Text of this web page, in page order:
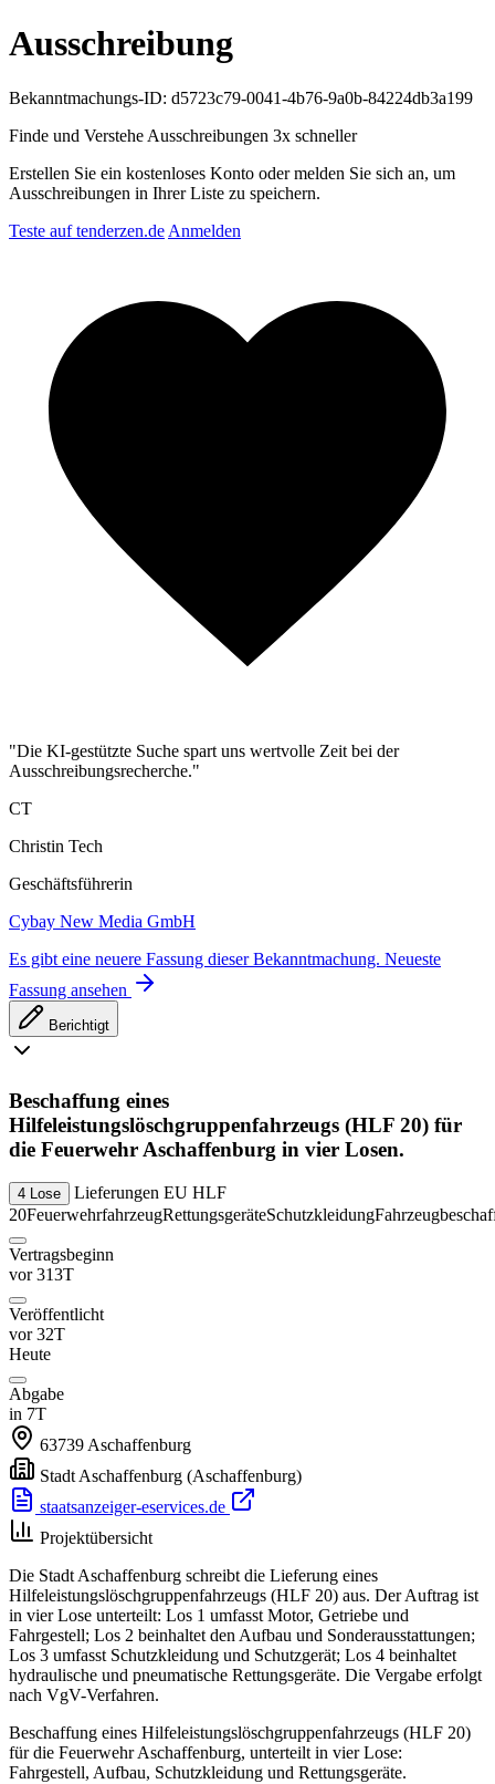
Ausschreibung
Bekanntmachungs-ID: d5723c79-0041-4b76-9a0b-84224db3a199
Finde und Verstehe Ausschreibungen 3x schneller
Erstellen Sie ein kostenloses Konto oder melden Sie sich an, um
Ausschreibungen in Ihrer Liste zu speichern.
Teste auf tenderzen.de Anmelden
"Die KI-gestützte Suche spart uns wertvolle Zeit bei der
Ausschreibungsrecherche."
CT
Christin Tech
Geschäftsführerin
Cybay New Media GmbH
Es gibt eine neuere Fassung dieser Bekanntmachung. Neueste
Fassung ansehen
Berichtigt
Beschaffung eines
Hilfeleistungslöschgruppenfahrzeugs (HLF 20) für
die Feuerwehr Aschaffenburg in vier Losen.
4 Lose Lieferungen EU HLF
20FeuerwehrfahrzeugRettungsgeräteSchutzkleidung
Vertragsbeginn
vor 313T
Veröffentlicht
vor 32T
Heute
Abgabe
in 7T
63739 Aschaffenburg
Stadt Aschaffenburg (Aschaffenburg)
staatsanzeiger-eservices.de
Projektübersicht
Die Stadt Aschaffenburg schreibt die Lieferung eines
Hilfeleistungslöschgruppenfahrzeugs (HLF 20) aus. Der Auftrag ist
in vier Lose unterteilt: Los 1 umfasst Motor, Getriebe und
Fahrgestell; Los 2 beinhaltet den Aufbau und Sonderausstattungen;
Los 3 umfasst Schutzkleidung und Schutzgerät; Los 4 beinhaltet
hydraulische und pneumatische Rettungsgeräte. Die Vergabe erfolgt
nach VgV-Verfahren.
Beschaffung eines Hilfeleistungslöschgruppenfahrzeugs (HLF 20)
für die Feuerwehr Aschaffenburg, unterteilt in vier Lose:
Fahrgestell, Aufbau, Schutzkleidung und Rettungsgeräte.